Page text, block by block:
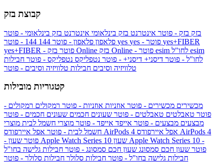
קבוצת בזק
בזק בזק - פוטר אינטרנט בזק בינלאומי אינטרנט בזק בינלאומי - פוטר
פלאפון פלאפון - פוטר 144 yes
yes+FIBER
yes+FIBER - פוטר בזק Online
esim
לחו"ל - פוטר דיסני+ דיסני+ - פוטר נטפליקס נטפליקס - פוטר חבילות
טלוויזיה וסיבים חבילות טלוויזיה וסיבים - פוטר
קטגוריות מובילות
מכשירים מכשירים - פוטר אוזניות אוזניות - פוטר רמקולים רמקולים -
פוטר טאבלטים טאבלטים - פוטר שעונים חכמים שעונים חכמים - פוטר
מבצעים מבצעים - פוטר אייפד אייפד - פוטר מוצרי חשמל לבית מוצרי
חשמל לבית - פוטר אפל איירפודס AirPods 4 אפל איירפודס AirPods 4
- פוטר שעון Apple Watch Series 10 שעון Apple Watch Series 10 -
פוטר שעון חכם סמסונג שעון חכם סמסונג - פוטר חבילות גלישה בחו"ל
חבילות גלישה בחו"ל - פוטר חבילות סלולר חבילות סלולר - פוטר